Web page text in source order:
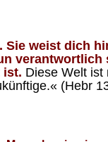
Sie weist dich
verantwortlich
ist. Diese Welt ist
(Hebr